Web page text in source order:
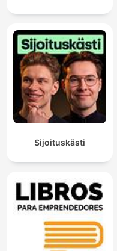
Sijoituskästi